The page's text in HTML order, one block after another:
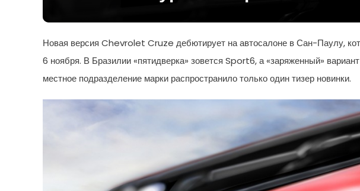
Новая версия Chevrolet Cruze дебютирует на автосалоне в Сан-Паулу,
6 ноября. В Бразилии «пятидверка» зовется Sport6, а «заряженный»
местное подразделение марки распространило только один тизер новинки.